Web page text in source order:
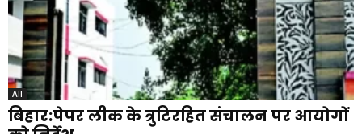
All
बिहार:पेपर लीक के त्रुटिरहित संचालन पर आयोगों